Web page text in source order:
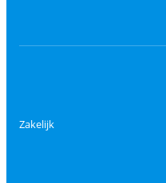
Zakelijk